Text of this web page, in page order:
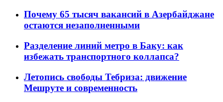
Почему 65 тысяч вакансий в Азербайджане
остаются незаполненными
Разделение линий метро в Баку: как
избежать транспортного коллапса?
Летопись свободы Тебриза: движение
Мешруте и современность